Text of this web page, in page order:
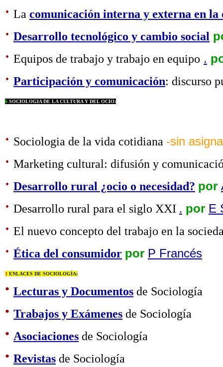
· La comunicación interna y externa en la
· Desarrollo tecnológico y cambio social
· Equipos de trabajo y trabajo en equipo .
· Participación y comunicación: discurso
6 SOCIOLOGIA DE LA CULTURA Y DEL OCIO:
· Sociologia de la vida cotidiana -sin
· Marketing cultural: difusión y
· Desarrollo rural ¿ocio o necesidad? por
· Desarrollo rural para el siglo XXI . por E
· El nuevo concepto del trabajo en la
· Ética del consumidor por P Francés
1 ENLACES DE SOCIOLOGÍA:
· Lecturas y Documentos de Sociología
· Trabajos y Exámenes de Sociología
· Asociaciones de Sociología
· Revistas de Sociología